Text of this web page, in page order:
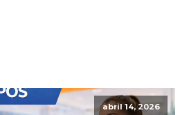
abril 14, 2026